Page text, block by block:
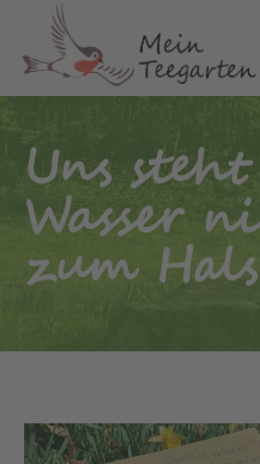
Uns
Wasser
zum Hals